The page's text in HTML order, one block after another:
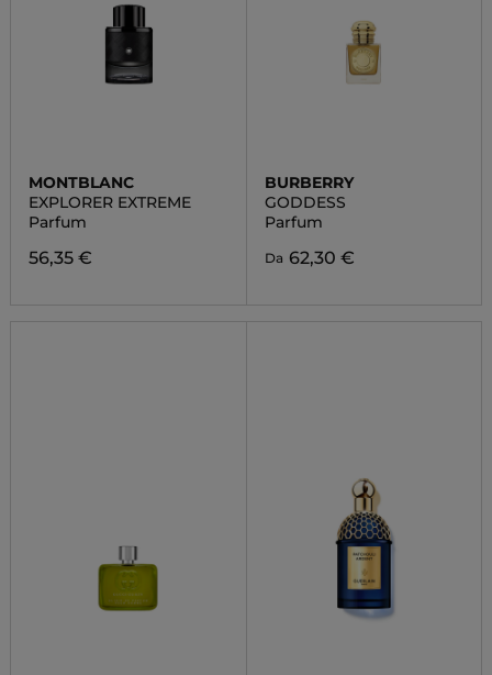
MONTBLANC
EXPLORER EXTREME
Parfum
56,35 €
BURBERRY
GODDESS
Parfum
Da 62,30 €